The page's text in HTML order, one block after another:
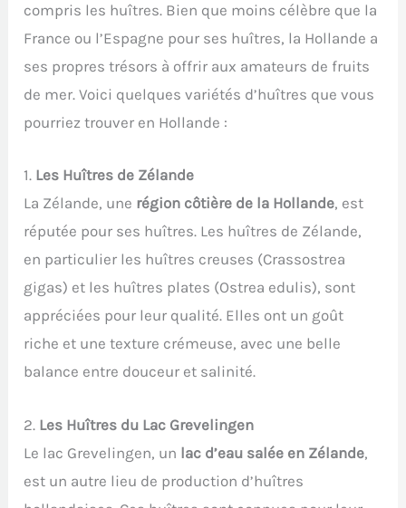
compris les huîtres. Bien que moins célèbre que la
France ou l’Espagne pour ses huîtres, la Hollande a
ses propres trésors à offrir aux amateurs de fruits
de mer. Voici quelques variétés d’huîtres que vous
pourriez trouver en Hollande :
1. Les Huîtres de Zélande
La Zélande, une région côtière de la Hollande, est
réputée pour ses huîtres. Les huîtres de Zélande,
en particulier les huîtres creuses (Crassostrea
gigas) et les huîtres plates (Ostrea edulis), sont
appréciées pour leur qualité. Elles ont un goût
riche et une texture crémeuse, avec une belle
balance entre douceur et salinité.
2. Les Huîtres du Lac Grevelingen
Le lac Grevelingen, un lac d’eau salée en Zélande,
est un autre lieu de production d’huîtres